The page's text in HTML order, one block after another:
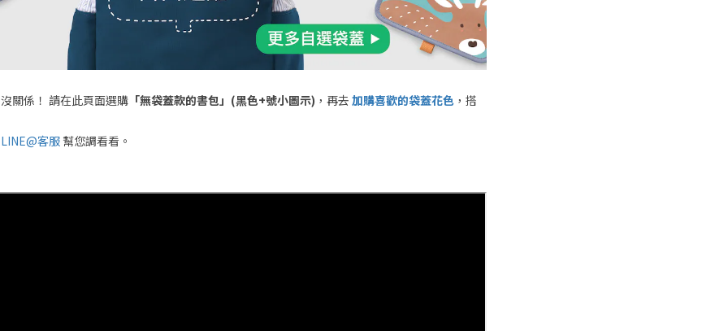
關係！ 請在此頁面選購 「無袋蓋款的書包」(黑色+號小圖示) ，再去 加購喜歡的袋蓋花色 ，搭
客服 幫您調看看。